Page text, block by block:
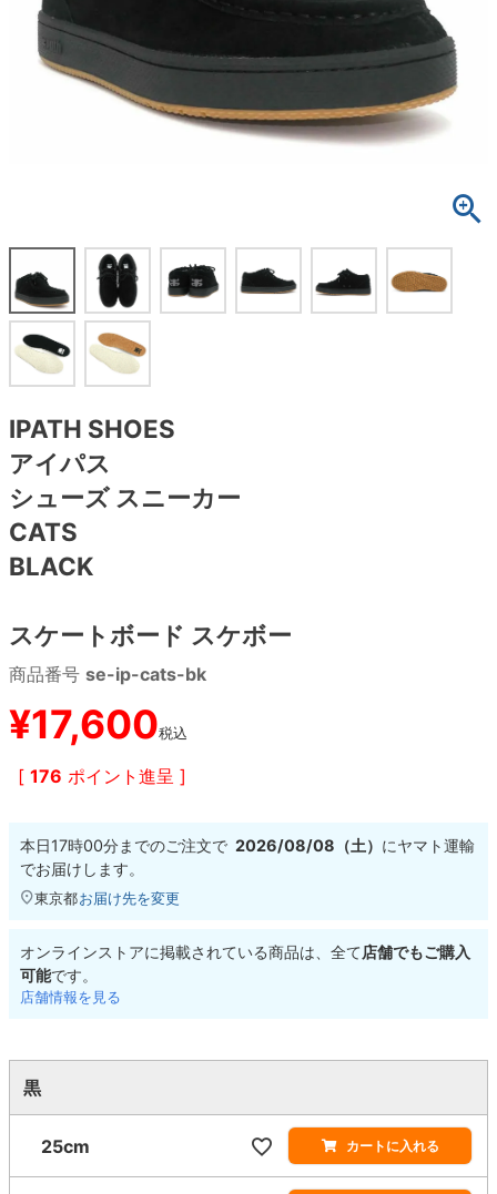
IPATH SHOES
アイパス
シューズ スニーカー
CATS
BLACK
スケートボード スケボー
商品番号 se-ip-cats-bk
¥17,600税込
[ 176 ポイント進呈 ]
本日17時00分までのご注文で 2026/08/08（土） にヤマト運輸
でお届けします。
東京都お届け先を変更
オンラインストアに掲載されている商品は、全て店舗でもご購入
可能です。
店舗情報を見る
黒
25cm カートに入れる
7.9inch
8.0inch
8.4inch
8.5inch
8.7inch
8.8inch
8.9inch
9.0inch以上
高性能デッキ
8.0inch
8.1inch
8.5inch
8.6inch
8.8inch
8.9inch
9.0inch以上
58mm
59mm
64mm
65mm
72mm
75mm
110mm
パウエルペラルタ DF（ドラゴンフォーミュ
ラ）
ソフトウィール（クルーザー）
ボルト
パーツ・その他
足回りセット（トラック・ウィールセット）
練習用アイテム（初心者におすすめ）
スケートケース・バッグ
メディア（雑誌・DVD・CD）
25cm
25.5cm
27.5cm
28cm
29cm
29.5cm
30cm
ショーツ
長袖ボタンシャツ
7分袖シャツ・ラグラン
キャップ
ソックス
アンダーウエア
サイズの測り方
スケートパーク情報
特定商取引法に基づく表記